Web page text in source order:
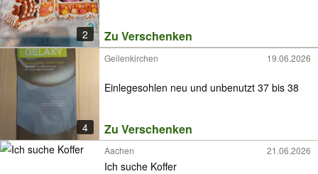
2 Zu Verschenken
4
Geilenkirchen 19.06.2026
Einlegesohlen neu und unbenutzt 37 bis 38
Zu Verschenken
Aachen 21.06.2026
Ich suche Koffer